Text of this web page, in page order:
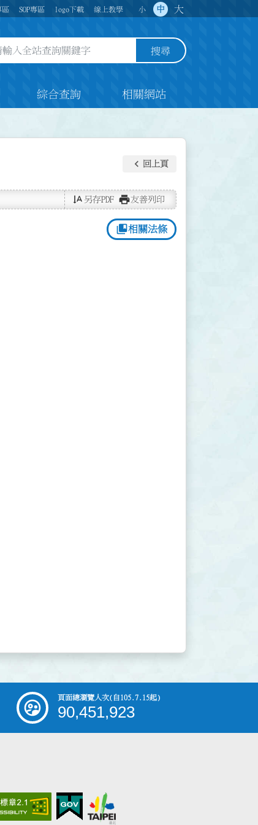
區 SOP專區 logo下載 線上教學 小 中 大
查詢關鍵字欄位 搜尋
綜合查詢 相關網站
keyboard_arrow_left 回上頁
text_rotate_vertical 另存PDF print友善列印
collections_bookmark相關法條
頁面總瀏覽人次(自105.7.15起)
90,451,923